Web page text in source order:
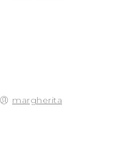
margherita